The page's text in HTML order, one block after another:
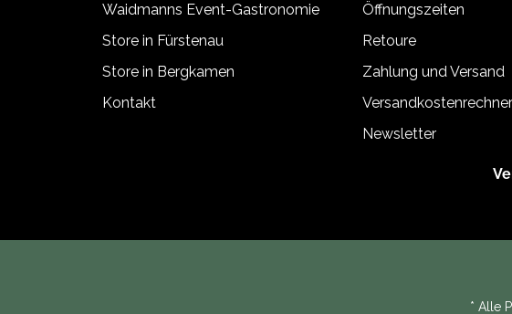
Waidmanns Event-Gastronomie
Store in Fürstenau
Store in Bergkamen
Kontakt
Öffnungszeiten
Retoure
Zahlung und Versand
Versandkostenrechner
Newsletter
* Alle